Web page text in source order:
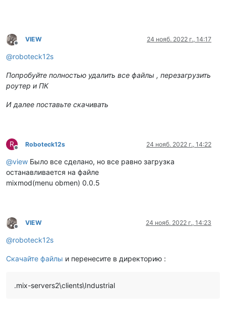
Не в сети
VIEW 24 нояб. 2022 г., 14:17
@roboteck12s
Попробуйте полностью удалить все файлы , перезагрузить
роутер и ПК
И далее поставьте скачивать
R
Не в сети
Roboteck12s 24 нояб. 2022 г., 14:22
@view Было все сделано, но все равно загрузка
останавливается на файле
mixmod(menu obmen) 0.0.5
Не в сети
VIEW 24 нояб. 2022 г., 14:23
@roboteck12s
Скачайте файлы и перенесите в директорию :
.mix-servers2\clients\Industrial